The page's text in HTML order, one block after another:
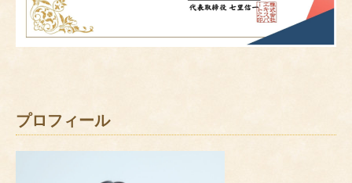
プロフィール